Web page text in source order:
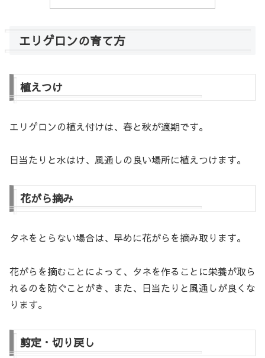
エリゲロンの育て方
植えつけ
エリゲロンの植え付けは、春と秋が適期です。
日当たりと水はけ、風通しの良い場所に植えつけます。
花がら摘み
タネをとらない場合は、早めに花がらを摘み取ります。
花がらを摘むことによって、タネを作ることに栄養が取ら
れるのを防ぐことがき、また、日当たりと風通しが良くな
ります。
剪定・切り戻し